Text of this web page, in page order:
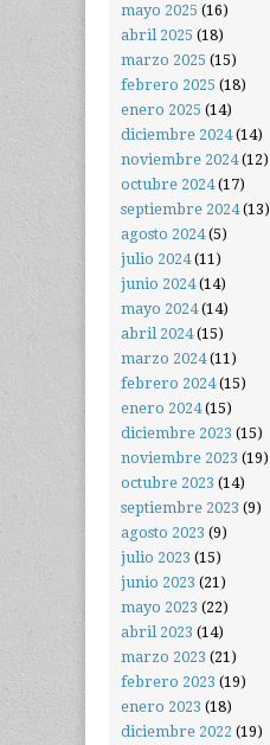
mayo 2025 (16)
abril 2025 (18)
marzo 2025 (15)
febrero 2025 (18)
enero 2025 (14)
diciembre 2024(14)
noviembre 2024(12)
octubre 2024(17)
septiembre 2024(13)
agosto 2024(5)
julio 2024(11)
junio 2024(14)
mayo 2024(14)
abril 2024(15)
marzo 2024(11)
febrero 2024(15)
enero 2024(15)
diciembre 2023 (15)
noviembre 2023 (19)
octubre 2023 (14)
septiembre 2023 (9)
agosto 2023 (9)
julio 2023 (15)
junio 2023 (21)
mayo 2023 (22)
abril 2023 (14)
marzo 2023 (21)
febrero 2023 (19)
enero 2023 (18)
diciembre 2022 (19)